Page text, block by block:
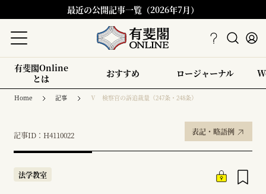
最近の公開記事一覧（2026年7月）
有斐閣Online
とは
おすすめ ロージャーナル
Home 記事 Ⅴ 検察官の訴追裁量（247条・248条）
記事ID：H4110022 表記・略語例
法学教室